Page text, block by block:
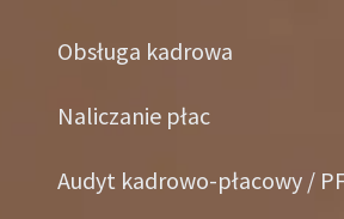
Obsługa kadrowa
Naliczanie płac
Audyt kadrowo-płacowy /